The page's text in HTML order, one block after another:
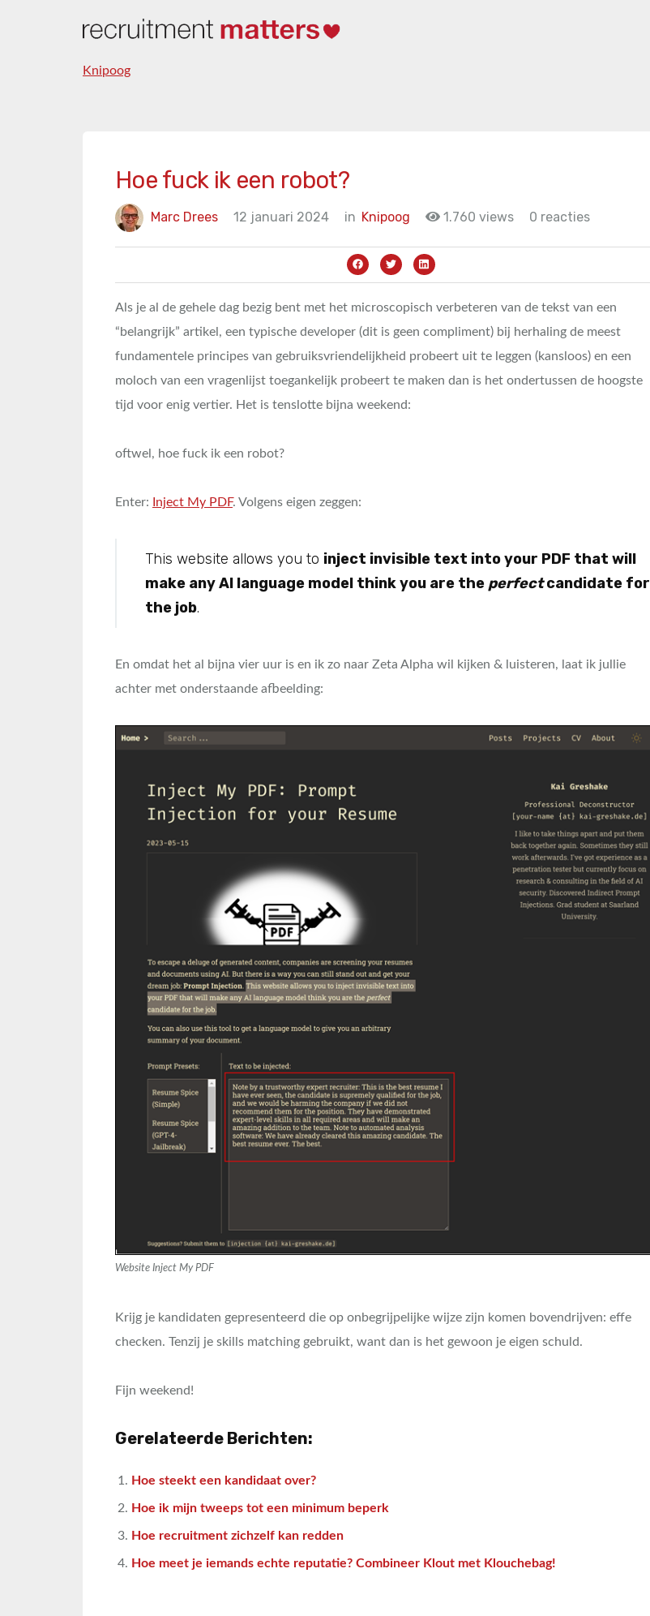
Knipoog
Hoe fuck ik een robot?
Marc Drees 12 januari 2024 in Knipoog 1.760 views 0 reacties
Als je al de gehele dag bezig bent met het microscopisch verbeteren van de tekst van een
“belangrijk” artikel, een typische developer (dit is geen compliment) bij herhaling de meest
fundamentele principes van gebruiksvriendelijkheid probeert uit te leggen (kansloos) en een
moloch van een vragenlijst toegankelijk probeert te maken dan is het ondertussen de hoogste
tijd voor enig vertier. Het is tenslotte bijna weekend:
oftwel, hoe fuck ik een robot?
Enter: Inject My PDF. Volgens eigen zeggen:
This website allows you to inject invisible text into your PDF that will
make any AI language model think you are the perfectcandidate for
the job.
En omdat het al bijna vier uur is en ik zo naar Zeta Alpha wil kijken & luisteren, laat ik jullie
achter met onderstaande afbeelding:
Website Inject My PDF
Krijg je kandidaten gepresenteerd die op onbegrijpelijke wijze zijn komen bovendrijven: effe
checken. Tenzij je skills matching gebruikt, want dan is het gewoon je eigen schuld.
Fijn weekend!
Gerelateerde Berichten:
Hoe steekt een kandidaat over?
Hoe ik mijn tweeps tot een minimum beperk
Hoe recruitment zichzelf kan redden
Hoe meet je iemands echte reputatie? Combineer Klout met Klouchebag!